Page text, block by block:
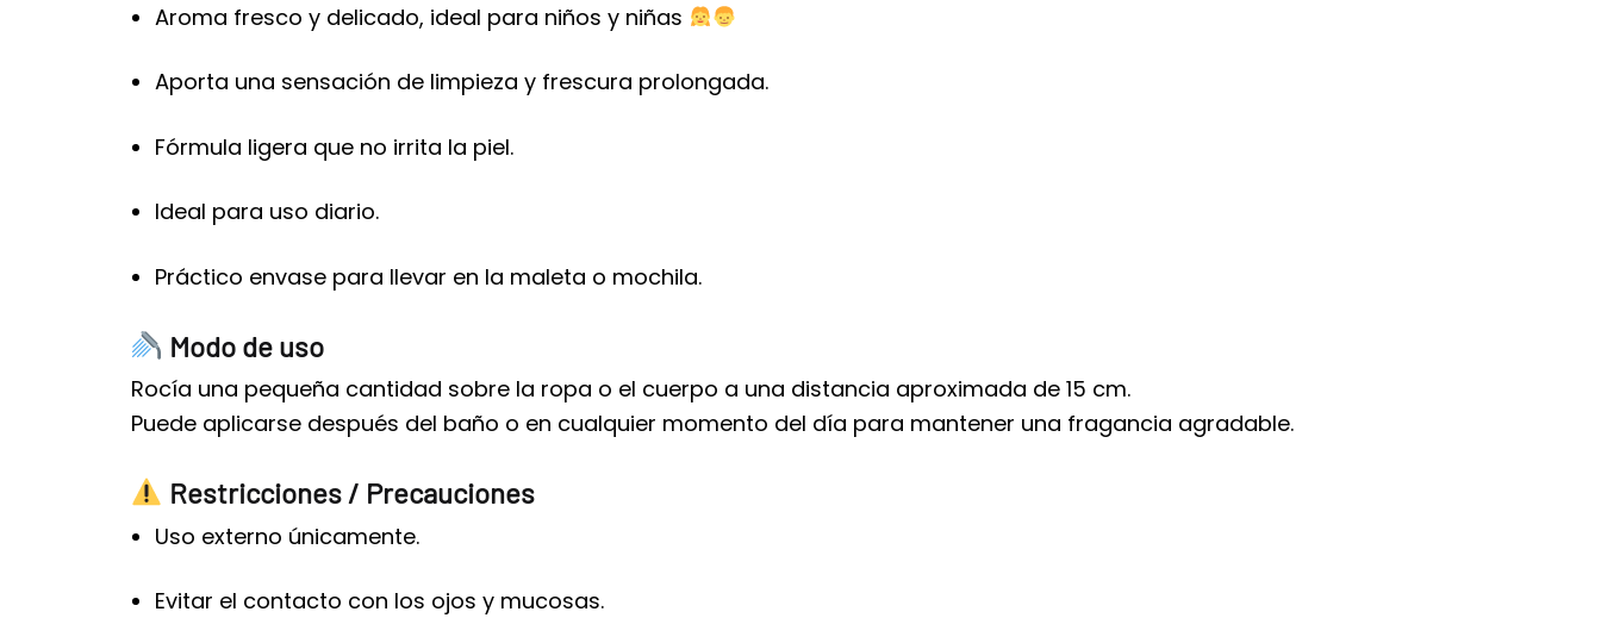
Aroma fresco y delicado, ideal para niños y niñas
Aporta una sensación de limpieza y frescura prolongada.
Fórmula ligera que no irrita la piel.
Ideal para uso diario.
Práctico envase para llevar en la maleta o mochila.
Modo de uso
Rocía una pequeña cantidad sobre la ropa o el cuerpo a una distancia aproximada de 15 cm.
Puede aplicarse después del baño o en cualquier momento del día para mantener una fragancia agradable.
Restricciones / Precauciones
Uso externo únicamente.
Evitar el contacto con los ojos y mucosas.